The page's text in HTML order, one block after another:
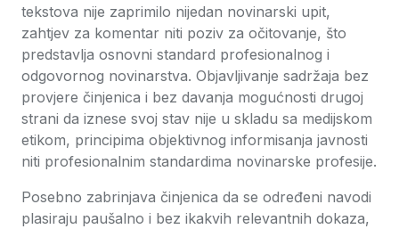
tekstova nije zaprimilo nijedan novinarski upit,
zahtjev za komentar niti poziv za očitovanje, što
predstavlja osnovni standard profesionalnog i
odgovornog novinarstva. Objavljivanje sadržaja bez
provjere činjenica i bez davanja mogućnosti drugoj
strani da iznese svoj stav nije u skladu sa medijskom
etikom, principima objektivnog informisanja javnosti
niti profesionalnim standardima novinarske profesije.
Posebno zabrinjava činjenica da se određeni navodi
plasiraju paušalno i bez ikakvih relevantnih dokaza,